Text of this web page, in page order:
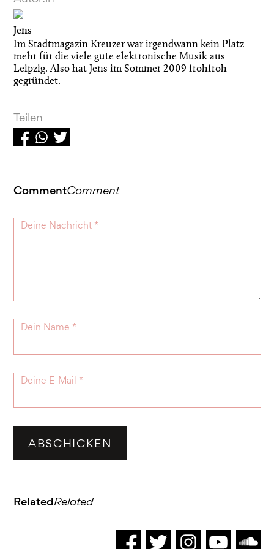
Jens
Im Stadtmagazin Kreuzer war irgendwann kein Platz
mehr für die viele gute elektronische Musik aus
Leipzig. Also hat Jens im Sommer 2009 frohfroh
gegründet.
Teilen
CommentComment
RelatedRelated